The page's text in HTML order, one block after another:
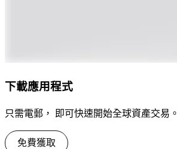
下載應用程式
只需電郵， 即可快速開始全球資產交易。
免費獲取